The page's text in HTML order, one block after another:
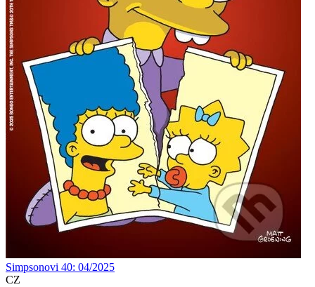
Simpsonovi 40: 04/2025
CZ